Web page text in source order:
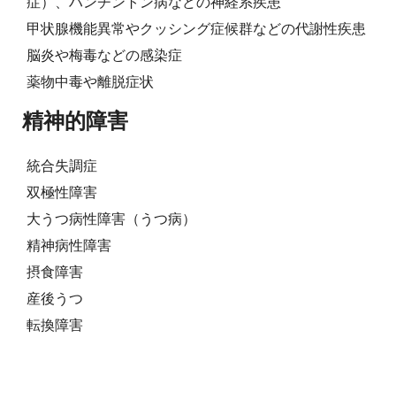
甲状腺機能異常やクッシング症候群などの代謝性疾患
脳炎や梅毒などの感染症
薬物中毒や離脱症状
精神的障害
統合失調症
双極性障害
大うつ病性障害（うつ病）
精神病性障害
摂食障害
産後うつ
転換障害